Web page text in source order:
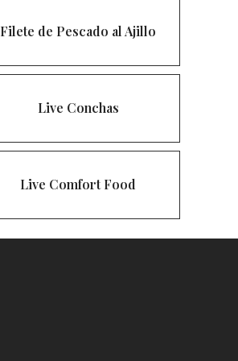
Filete de Pescado al Ajillo
Live Conchas
Live Comfort Food